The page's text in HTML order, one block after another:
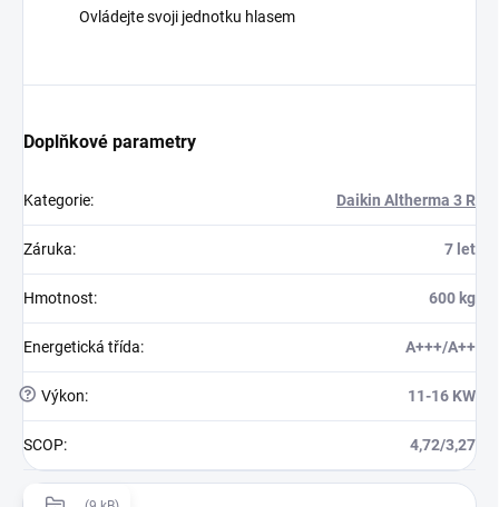
Ovládejte svoji jednotku hlasem
Doplňkové parametry
Kategorie: Daikin Altherma 3 R
Záruka: 7 let
Hmotnost: 600 kg
Energetická třída: A+++/A++
? Výkon: 11-16 KW
SCOP: 4,72/3,27